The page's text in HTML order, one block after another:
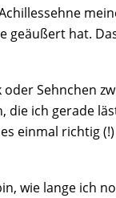
hat.
Sehnchen
ich gerade
einmal richtig
wie lange ich